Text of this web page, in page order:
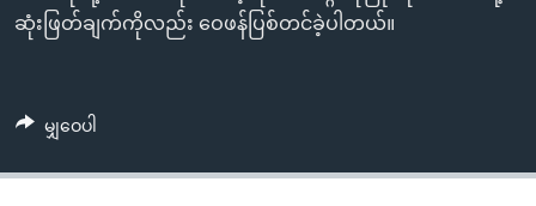
ရှာဖွေ
သို့
ဘာသာစကားများ
ဆုံးဖြတ်ချက်ကိုလည်း ဝေဖန်ပြစ်တင်ခဲ့ပါတယ်။
မျှဝေပါ